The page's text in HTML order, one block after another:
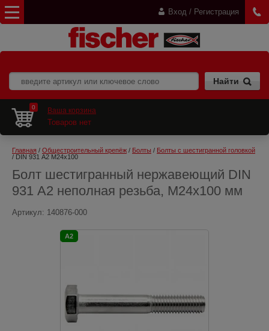
Вход / Регистрация
0 Ваша корзина
Товаров нет
Главная / Общестроительный крепёж / Болты / Болты с шестигранной головкой
/ DIN 931 А2 M24x100
Болт шестигранный нержавеющий DIN
931 А2 неполная резьба, M24x100 мм
Артикул: 140876-000
A2